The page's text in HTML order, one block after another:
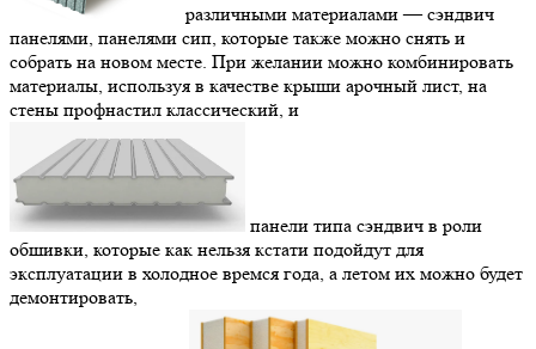
различными материалами — сэндвич
панелями, панелями сип, которые также можно снять и
собрать на новом месте. При желании можно комбинировать
материалы, используя в качестве крыши арочный лист, на
стены профнастил классический, и
панели типа сэндвич в роли
обшивки, которые как нельзя кстати подойдут для
эксплуатации в холодное времся года, а летом их можно будет
демонтировать,